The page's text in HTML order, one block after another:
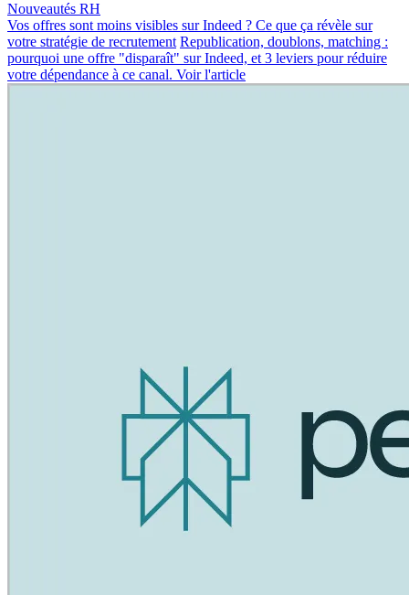
Nouveautés RH
Vos offres sont moins visibles sur Indeed ? Ce que ça révèle sur
votre stratégie de recrutement Republication, doublons, matching :
pourquoi une offre "disparaît" sur Indeed, et 3 leviers pour réduire
votre dépendance à ce canal. Voir l'article